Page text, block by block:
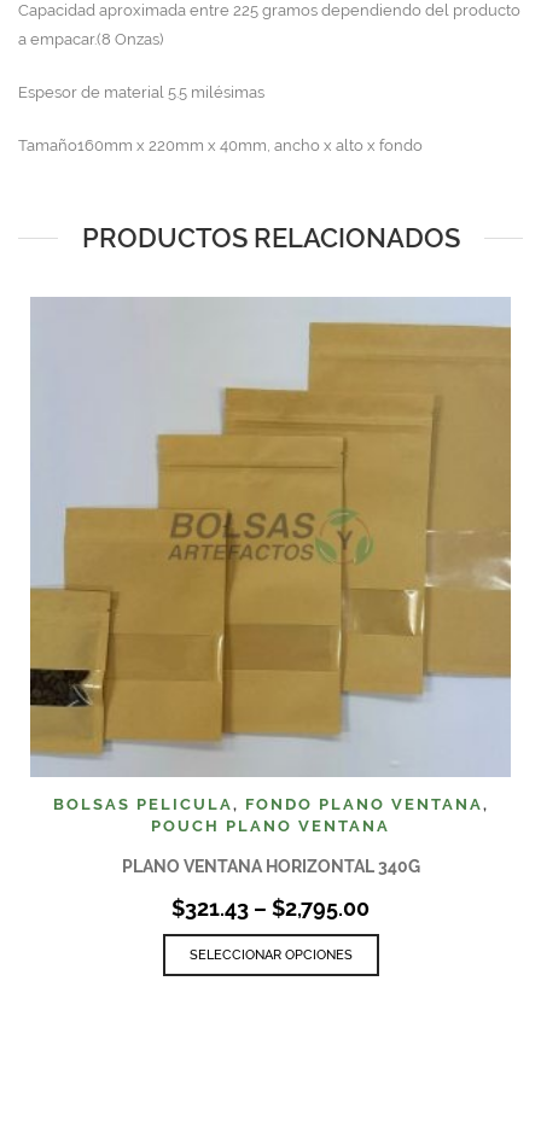
Capacidad aproximada entre 225 gramos dependiendo del producto
a empacar.(8 Onzas)
Espesor de material 5.5 milésimas
Tamaño160mm x 220mm x 40mm, ancho x alto x fondo
PRODUCTOS RELACIONADOS
BOLSAS PELICULA, FONDO PLANO VENTANA,
POUCH PLANO VENTANA
PLANO VENTANA HORIZONTAL 340G
$321.43 – $2,795.00
SELECCIONAR OPCIONES